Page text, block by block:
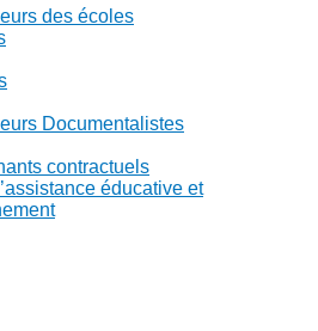
des écoles
Documentalistes
contractuels
éducative et